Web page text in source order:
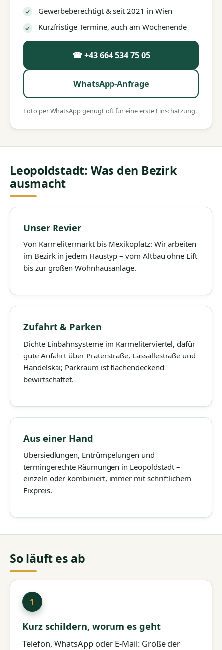
Gewerbeberechtigt & seit 2021 in Wien
Kurzfristige Termine, auch am Wochenende
☎ +43 664 534 75 05
WhatsApp-Anfrage
Foto per WhatsApp genügt oft für eine erste Einschätzung.
Leopoldstadt: Was den Bezirk
ausmacht
Unser Revier
Von Karmelitermarkt bis Mexikoplatz: Wir arbeiten
im Bezirk in jedem Haustyp – vom Altbau ohne Lift
bis zur großen Wohnhausanlage.
Zufahrt & Parken
Dichte Einbahnsysteme im Karmeliterviertel, dafür
gute Anfahrt über Praterstraße, Lassallestraße und
Handelskai; Parkraum ist flächendeckend
bewirtschaftet.
Aus einer Hand
Übersiedlungen, Entrümpelungen und
termingerechte Räumungen in Leopoldstadt –
einzeln oder kombiniert, immer mit schriftlichem
Fixpreis.
So läuft es ab
Kurz schildern, worum es geht
Telefon, WhatsApp oder E-Mail: Größe der